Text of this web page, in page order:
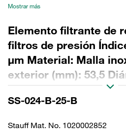
Mostrar más
Elemento filtrante de
filtros de presión
µm Material: Malla
exterior (mm): 53,5
(mm): 24,2 Longitud
NBR, relación β >2
SS-024-B-25-B
Stauff Mat. No. 1020002852